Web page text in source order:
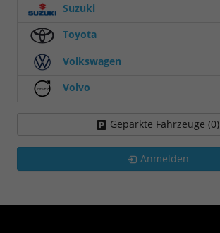
Suzuki
Toyota
Volkswagen
Volvo
Geparkte Fahrzeuge (0)
Anmelden